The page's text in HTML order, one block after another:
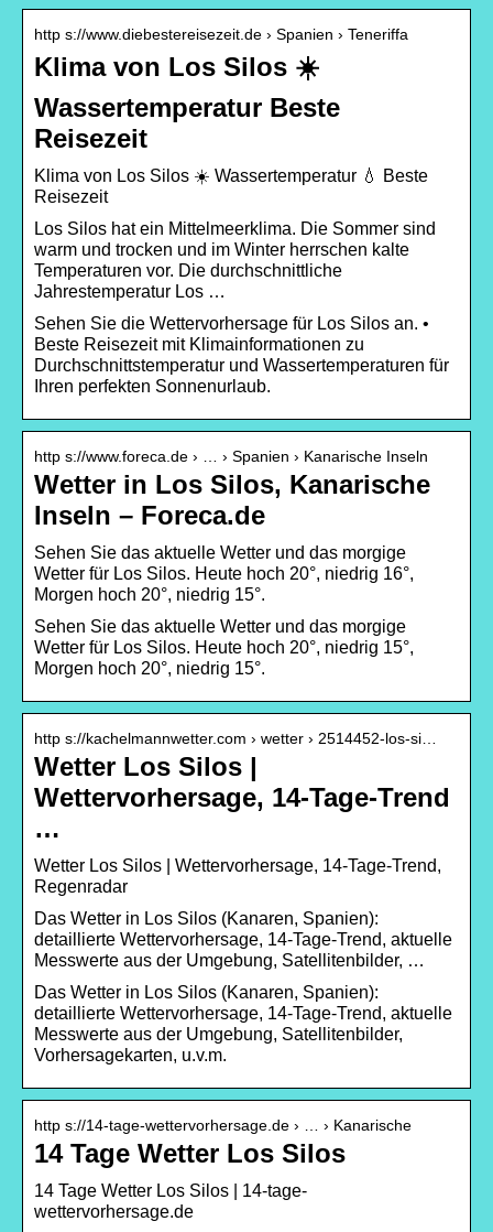
http s://www.diebestereisezeit.de › Spanien › Teneriffa
Klima von Los Silos ☀️
Wassertemperatur Beste
Reisezeit
Klima von Los Silos ☀️ Wassertemperatur 💧 Beste
Reisezeit
Los Silos hat ein Mittelmeerklima. Die Sommer sind
warm und trocken und im Winter herrschen kalte
Temperaturen vor. Die durchschnittliche
Jahrestemperatur Los …
Sehen Sie die Wettervorhersage für Los Silos an. •
Beste Reisezeit mit Klimainformationen zu
Durchschnittstemperatur und Wassertemperaturen für
Ihren perfekten Sonnenurlaub.
http s://www.foreca.de › … › Spanien › Kanarische Inseln
Wetter in Los Silos, Kanarische
Inseln – Foreca.de
Sehen Sie das aktuelle Wetter und das morgige
Wetter für Los Silos. Heute hoch 20°, niedrig 16°,
Morgen hoch 20°, niedrig 15°.
Sehen Sie das aktuelle Wetter und das morgige
Wetter für Los Silos. Heute hoch 20°, niedrig 15°,
Morgen hoch 20°, niedrig 15°.
http s://kachelmannwetter.com › wetter › 2514452-los-si…
Wetter Los Silos |
Wettervorhersage, 14-Tage-Trend
…
Wetter Los Silos | Wettervorhersage, 14-Tage-Trend,
Regenradar
Das Wetter in Los Silos (Kanaren, Spanien):
detaillierte Wettervorhersage, 14-Tage-Trend, aktuelle
Messwerte aus der Umgebung, Satellitenbilder, …
Das Wetter in Los Silos (Kanaren, Spanien):
detaillierte Wettervorhersage, 14-Tage-Trend, aktuelle
Messwerte aus der Umgebung, Satellitenbilder,
Vorhersagekarten, u.v.m.
http s://14-tage-wettervorhersage.de › … › Kanarische
14 Tage Wetter Los Silos
14 Tage Wetter Los Silos | 14-tage-
wettervorhersage.de